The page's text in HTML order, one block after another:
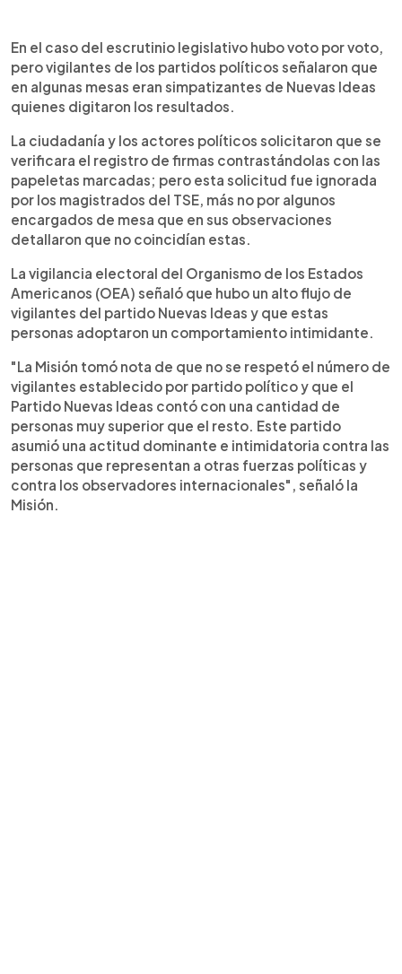
En el caso del escrutinio legislativo hubo voto por voto,
pero vigilantes de los partidos políticos señalaron que
en algunas mesas eran simpatizantes de Nuevas Ideas
quienes digitaron los resultados.
La ciudadanía y los actores políticos solicitaron que se
verificara el registro de firmas contrastándolas con las
papeletas marcadas; pero esta solicitud fue ignorada
por los magistrados del TSE, más no por algunos
encargados de mesa que en sus observaciones
detallaron que no coincidían estas.
La vigilancia electoral del Organismo de los Estados
Americanos (OEA) señaló que hubo un alto flujo de
vigilantes del partido Nuevas Ideas y que estas
personas adoptaron un comportamiento intimidante.
"La Misión tomó nota de que no se respetó el número de
vigilantes establecido por partido político y que el
Partido Nuevas Ideas contó con una cantidad de
personas muy superior que el resto. Este partido
asumió una actitud dominante e intimidatoria contra las
personas que representan a otras fuerzas políticas y
contra los observadores internacionales", señaló la
Misión.